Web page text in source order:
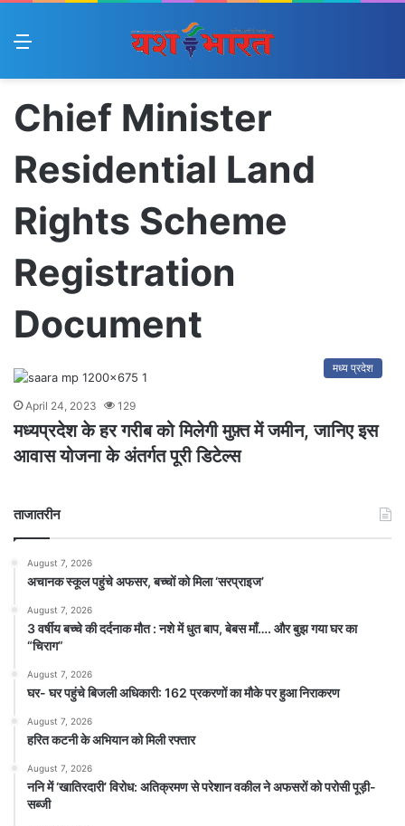
Menu
Chief Minister
Residential Land
Rights Scheme
Registration
Document
मध्य प्रदेश
April 24, 2023 129
मध्यप्रदेश के हर गरीब को मिलेगी मुफ़्त में जमीन, जानिए इस
आवास योजना के अंतर्गत पूरी डिटेल्स
ताजातरीन
August 7, 2026
अचानक स्कूल पहुंचे अफसर, बच्चों को मिला ‘सरप्राइज’
August 7, 2026
3 वर्षीय बच्चे की दर्दनाक मौत : नशे में धुत बाप, बेबस माँ…. और बुझ गया घर का
“चिराग”
August 7, 2026
घर- घर पहुंचे बिजली अधिकारी: 162 प्रकरणों का मौके पर हुआ निराकरण
August 7, 2026
हरित कटनी के अभियान को मिली रफ्तार
August 7, 2026
ननि में ‘खातिरदारी’ विरोध: अतिक्रमण से परेशान वकील ने अफसरों को परोसी पूड़ी-
सब्जी